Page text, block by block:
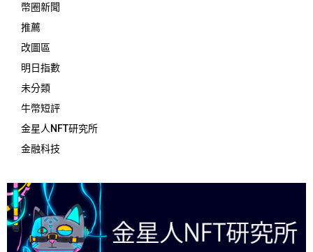
幣圈新聞
推薦
改圖區
明日指數
未分類
牛幣短評
金星人NFT研究所
金融科技